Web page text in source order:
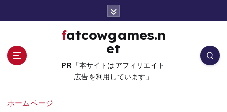
fatcowgames.n
et
PR「本サイトはアフィリエイト
広告を利用しています」
ホームページ